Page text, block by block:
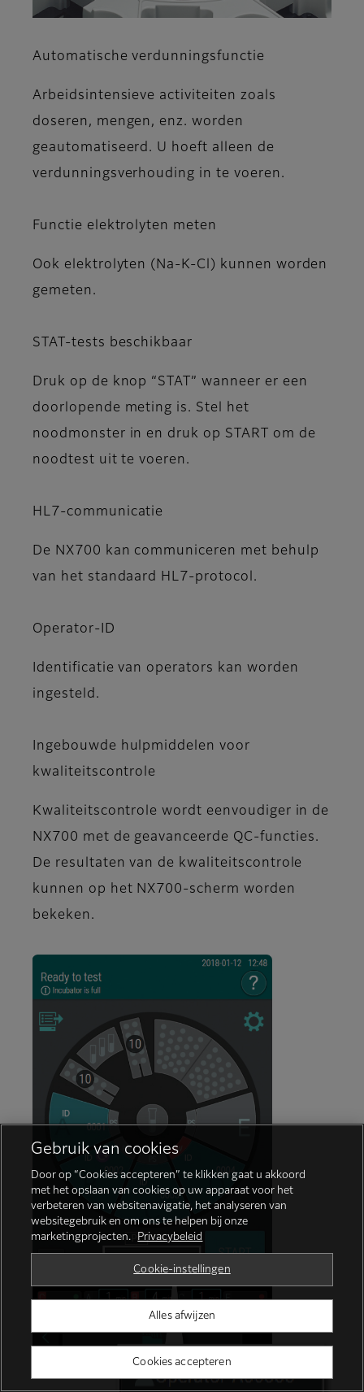
Automatische verdunningsfunctie
Arbeidsintensieve activiteiten zoals
doseren, mengen, enz. worden
geautomatiseerd. U hoeft alleen de
verdunningsverhouding in te voeren.
Functie elektrolyten meten
Ook elektrolyten (Na-K-Cl) kunnen worden
gemeten.
STAT-tests beschikbaar
Druk op de knop “STAT” wanneer er een
doorlopende meting is. Stel het
noodmonster in en druk op START om de
noodtest uit te voeren.
HL7-communicatie
De NX700 kan communiceren met behulp
van het standaard HL7-protocol.
Operator-ID
Identificatie van operators kan worden
ingesteld.
Ingebouwde hulpmiddelen voor
kwaliteitscontrole
Kwaliteitscontrole wordt eenvoudiger in de
NX700 met de geavanceerde QC-functies.
De resultaten van de kwaliteitscontrole
kunnen op het NX700-scherm worden
bekeken.
Gebruik van cookies
Door op “Cookies accepteren” te klikken gaat u akkoord
met het opslaan van cookies op uw apparaat voor het
verbeteren van websitenavigatie, het analyseren van
websitegebruik en om ons te helpen bij onze
marketingprojecten.
Privacybeleid
Cookie-instellingen
Alles afwijzen
Cookies accepteren